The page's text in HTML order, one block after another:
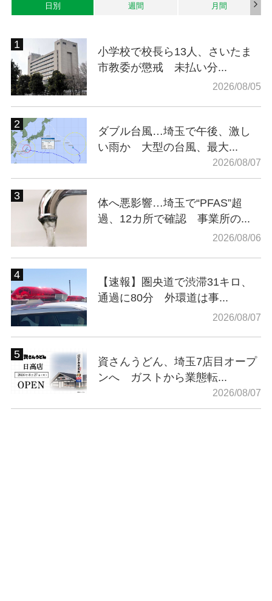
日別 週間 月間
小学校で校長ら13人、さいたま
市教委が懲戒 未払い分...
2026/08/05
ダブル台風…埼玉で午後、激し
い雨か 大型の台風、最大...
2026/08/07
体へ悪影響…埼玉で“PFAS”超
過、12カ所で確認 事業所の...
2026/08/06
【速報】圏央道で渋滞31キロ、
通過に80分 外環道は事...
2026/08/07
資さんうどん、埼玉7店目オープ
ンへ ガストから業態転...
2026/08/07